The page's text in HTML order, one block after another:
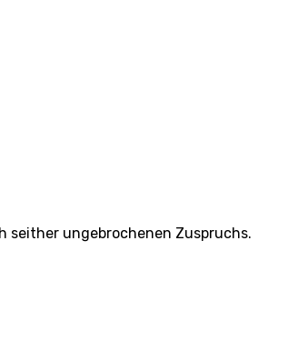
seither ungebrochenen Zuspruchs.